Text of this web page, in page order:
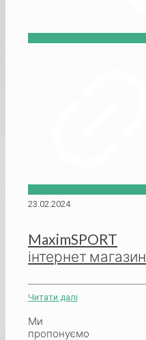
23.02.2024
MaximSPORT
інтернет магазин
Читати далі
Ми
пропонуємо